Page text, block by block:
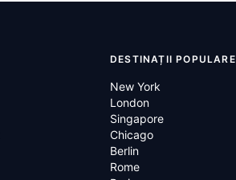
DESTINAȚII POPULARE
New York
London
Singapore
Chicago
Berlin
Rome